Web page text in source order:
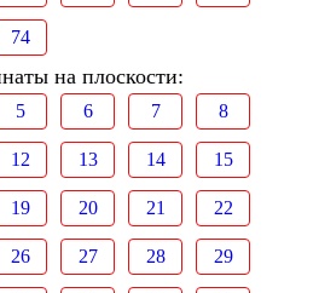
74
на плоскости:
5 6 7 8
12 13 14 15
19 20 21 22
26 27 28 29